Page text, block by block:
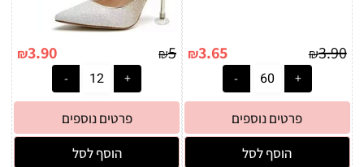
₪3.90
₪3.65
פרטים נוספים
הוסף לסל
₪5
₪3.90
פרטים נוספים
הוסף לסל